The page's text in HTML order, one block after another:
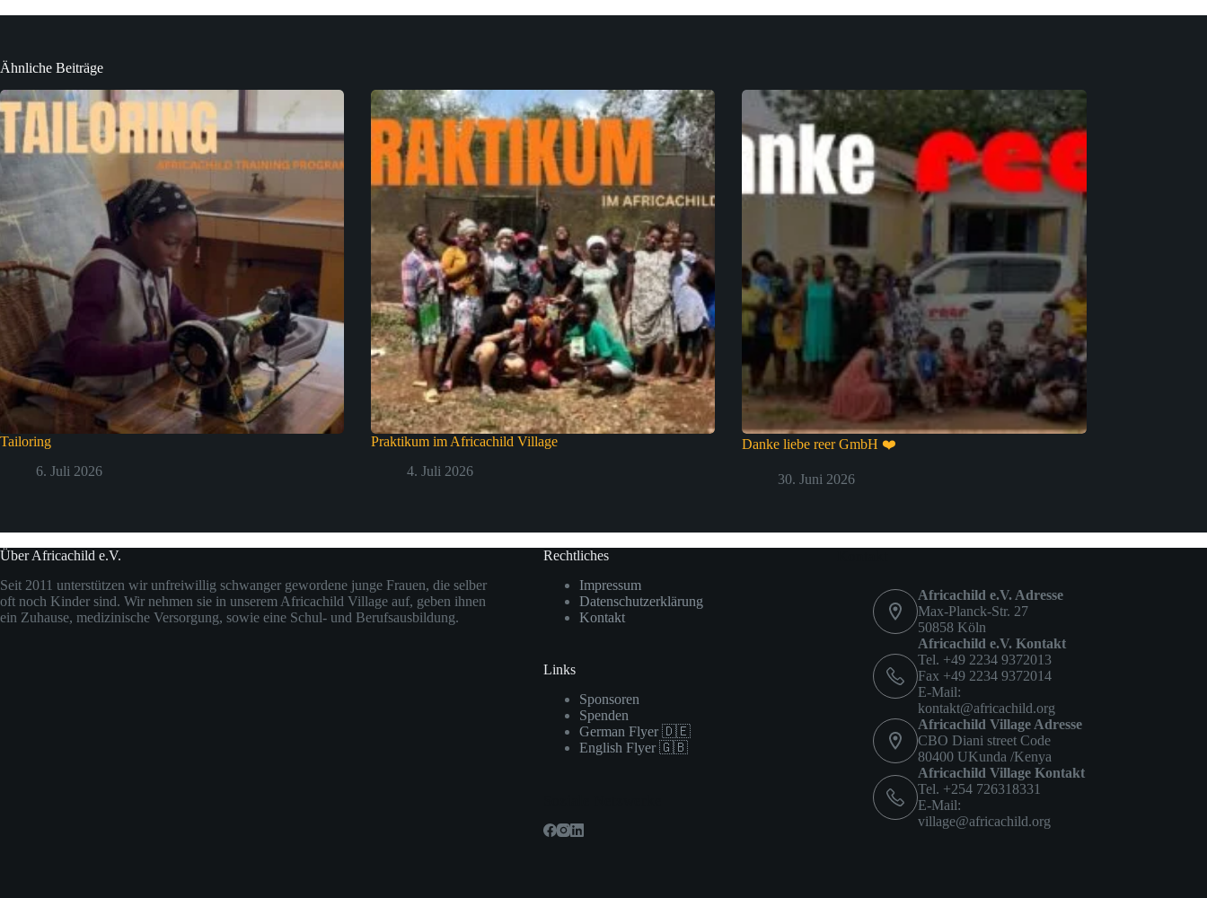
Ähnliche Beiträge
Tailoring
6. Juli 2026
Praktikum im Africachild Village
4. Juli 2026
Danke liebe reer GmbH ❤️
30. Juni 2026
Über Africachild e.V.
Seit 2011 unterstützen wir unfreiwillig schwanger gewordene junge Frauen, die selber
oft noch Kinder sind. Wir nehmen sie in unserem Africachild Village auf, geben ihnen
ein Zuhause, medizinische Versorgung, sowie eine Schul- und Berufsausbildung.
Rechtliches
Impressum
Datenschutzerklärung
Kontakt
Links
Sponsoren
Spenden
German Flyer 🇩🇪
English Flyer 🇬🇧
Africachild e.V. Adresse
Max-Planck-Str. 27
50858 Köln
Africachild e.V. Kontakt
Tel. +49 2234 9372013
Fax +49 2234 9372014
E-Mail:
kontakt@africachild.org
Africachild Village Adresse
CBO Diani street Code
80400 UKunda /Kenya
Africachild Village Kontakt
Tel. +254 726318331
E-Mail:
village@africachild.org